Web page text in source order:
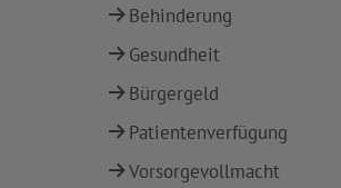
Behinderung
Gesundheit
Bürgergeld
Patientenverfügung
Vorsorgevollmacht